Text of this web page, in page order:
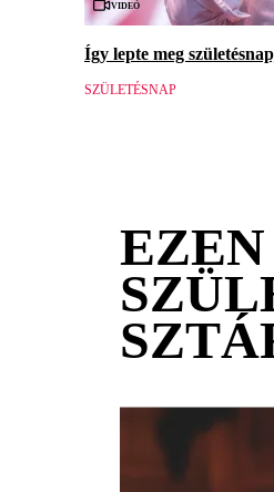
Videó
Így lepte meg
SZÜLETÉSNAP